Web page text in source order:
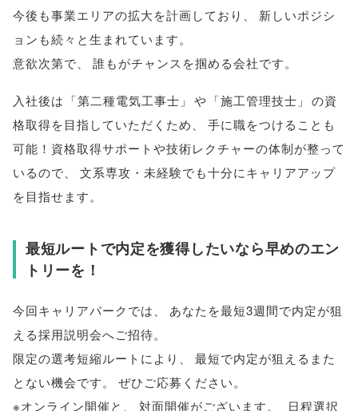
今後も事業エリアの拡大を計画しており
新しいポジシ
ョンも続々と生まれています。
意欲次第で
誰もがチャンスを掴める会社です。
入社後は 「第二種電気工事士 」 や 「施工管理技士 」 の資
格取得を目指していただくため
手に職をつけることも
可能！資格取得サポートや技術レクチャーの体制が整って
いるので
文系専攻・未経験でも十分にキャリアアップ
を目指せます。
最短ルートで内定を獲得したいなら早めのエン
トリーを！
今回キャリアパークでは
あなたを最短3週間で内定が狙
える採用説明会へご招待。
限定の選考短縮ルートにより
最短で内定が狙えるまた
とない機会です。 ぜひご応募ください。
※オンライン開催と
対面開催がございます。 日程選択